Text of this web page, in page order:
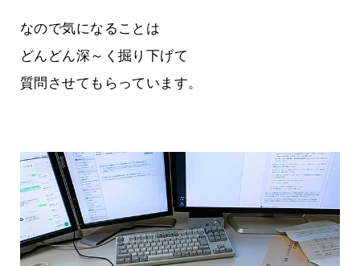
なので気になることは
どんどん深～く掘り下げて
質問させてもらっています。